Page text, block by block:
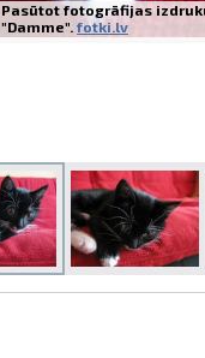
Pasūtot fotogrāfijas
"Damme". fotki.lv